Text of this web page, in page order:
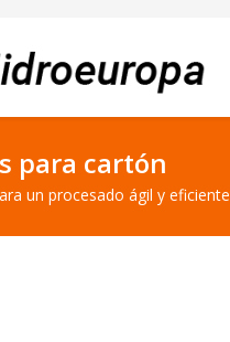
para cartón
un procesado ágil y eficiente